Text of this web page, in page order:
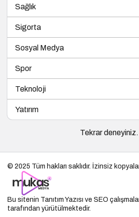
Sigorta
Sosyal Medya
Spor
Teknoloji
Yatırım
Tekrar deneyiniz.
Bu siteninTanıtım Yazısı
tarafından yürütülmektedir.